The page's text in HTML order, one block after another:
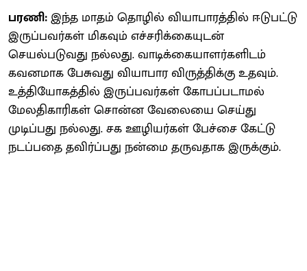
பரணி:இந்த மாதம் தொழில் வியாபாரத்தில் ஈடுபட்டு
இருப்பவர்கள் மிகவும் எச்சரிக்கையுடன்
செயல்படுவது நல்லது. வாடிக்கையாளர்களிடம்
கவனமாக பேசுவது வியாபார விருத்திக்கு உதவும்.
உத்தியோகத்தில் இருப்பவர்கள் கோபப்படாமல்
மேலதிகாரிகள் சொன்ன வேலையை செய்து
முடிப்பது நல்லது. சக ஊழியர்கள் பேச்சை கேட்டு
நடப்பதை தவிர்ப்பது நன்மை தருவதாக இருக்கும்.